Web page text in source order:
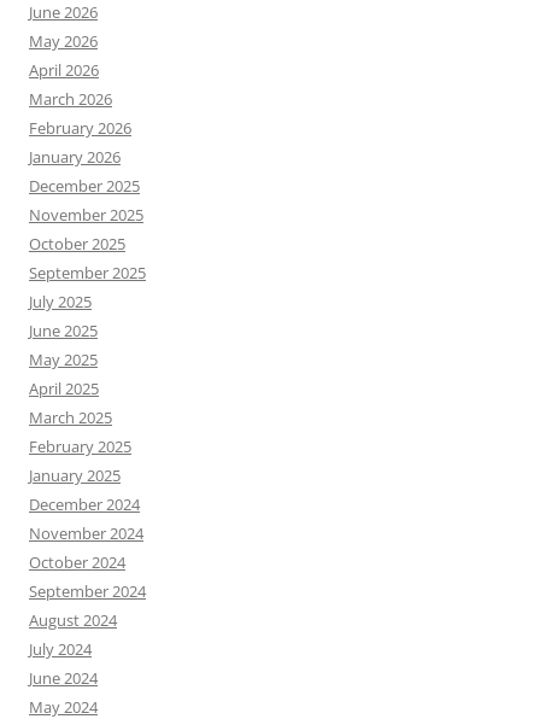
June 2026
May 2026
April 2026
March 2026
February 2026
January 2026
December 2025
November 2025
October 2025
September 2025
July 2025
June 2025
May 2025
April 2025
March 2025
February 2025
January 2025
December 2024
November 2024
October 2024
September 2024
August 2024
July 2024
June 2024
May 2024